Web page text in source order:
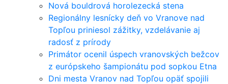
Nová bouldrová horolezecká stena
Regionálny lesnícky deň vo Vranove nad
Topľou priniesol zážitky, vzdelávanie aj
radosť z prírody
Primátor ocenil úspech vranovských bežcov
z európskeho šampionátu pod sopkou Etna
Dni mesta Vranov nad Topľou opäť spojili